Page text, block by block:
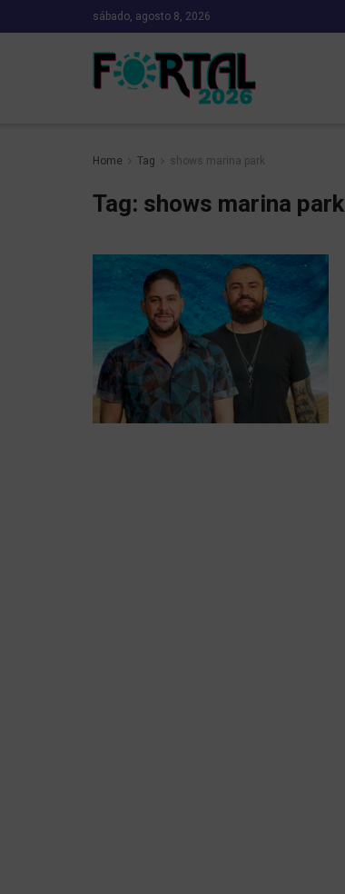
sábado, agosto 8, 2026
Home Tag shows marina park
Tag: shows marina park